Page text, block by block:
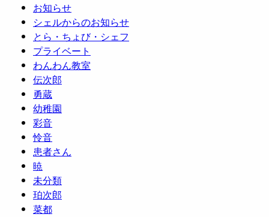
お知らせ
シェルからのお知らせ
とら・ちょび・シェフ
プライベート
わんわん教室
伝次郎
勇蔵
幼稚園
彩音
怜音
患者さん
暁
未分類
珀次郎
菜都